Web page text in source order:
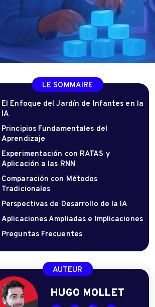
LE SOMMAIRE
El Enfoque del Jardín de Infantes en la
IA
Principios Fundamentales del
Aprendizaje
Experimentación con RATAS y
Aplicación a las RNN
Comparación con Métodos
Tradicionales
Perspectivas de Desarrollo de la IA
Aplicaciones Ampliadas e Implicaciones
Preguntas Frecuentes
AUTEUR
HUGO MOLLET